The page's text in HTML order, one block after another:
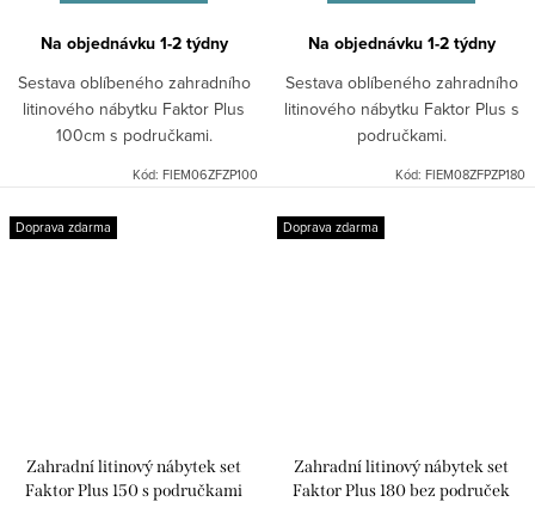
Na objednávku 1-2 týdny
Sestava oblíbeného zahradního
litinového nábytku Faktor Plus
100cm s područkami.
Kód: FIEM06ZFZP100
Na objednávku 1-2 týdny
Sestava oblíbeného zahradního
litinového nábytku Faktor Plus s
područkami.
Kód: FIEM08ZFPZP180
Doprava zdarma
Zahradní litinový nábytek set
Faktor Plus 150 s područkami
Doprava zdarma
Zahradní litinový nábytek set
Faktor Plus 180 bez područek